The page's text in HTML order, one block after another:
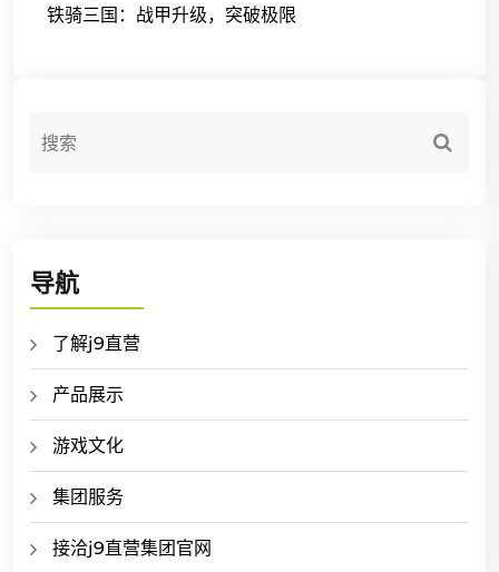
铁骑三国：战甲升级，突破极限
导航
了解j9直营
产品展示
游戏文化
集团服务
接洽j9直营集团官网